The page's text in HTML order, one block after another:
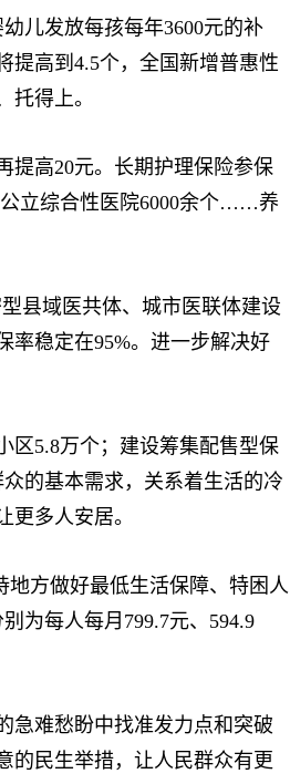
儿发放每孩每年3600元的补
提高到4.5个，全国新增普惠性
得上。
高20元。长期护理保险参保
公立综合性医院6000余个……养
县域医共体、城市医联体建设
率稳定在95%。进一步解决好
5.8万个；建设筹集配售型保
的基本需求，关系着生活的冷
多人安居。
方做好最低生活保障、特困人
为每人每月799.7元、594.9
难愁盼中找准发力点和突破
的民生举措，让人民群众有更